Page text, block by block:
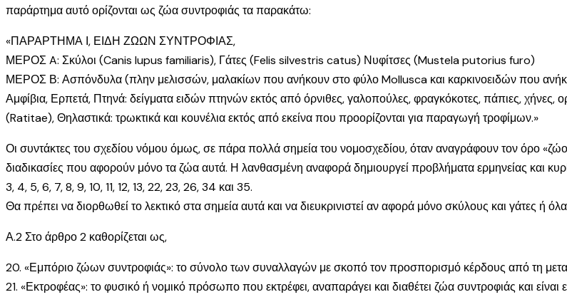
παράρτημα αυτό ορίζονται ως ζώα συντροφιάς τα παρακάτω:
«ΠΑΡΑΡΤΗΜΑ Ι, ΕΙΔΗ ΖΩΩΝ ΣΥΝΤΡΟΦΙΑΣ,
ΜΕΡΟΣ A: Σκύλοι (Canis lupus familiaris), Γάτες (Felis silvestris catus) Νυφίτσες (Mustela putorius furo)
ΜΕΡΟΣ Β: Ασπόνδυλα (πλην μελισσών, μαλακίων που ανήκουν στο φύλο Mollusca και καρκινοειδών που
Αμφίβια, Ερπετά, Πτηνά: δείγματα ειδών πτηνών εκτός από όρνιθες, γαλοπούλες, φραγκόκοτες, πάπιες, χήνες,
(Ratitae), Θηλαστικά: τρωκτικά και κουνέλια εκτός από εκείνα που προορίζονται για παραγωγή τροφίμων.»
Οι συντάκτες του σχεδίου νόμου όμως, σε πάρα πολλά σημεία του νομοσχεδίου, όταν αναγράφουν τον όρο
διαδικασίες που αφορούν μόνο τα ζώα αυτά. Η λανθασμένη αναφορά δημιουργεί προβλήματα ερμηνείας και
3, 4, 5, 6, 7, 8, 9, 10, 11, 12, 13, 22, 23, 26, 34 και 35.
Θα πρέπει να διορθωθεί το λεκτικό στα σημεία αυτά και να διευκρινιστεί αν αφορά μόνο σκύλους και γάτες ή
Α.2 Στο άρθρο 2 καθορίζεται ως,
20. «Εμπόριο ζώων συντροφιάς»: το σύνολο των συναλλαγών με σκοπό τον προσπορισμό κέρδους από τη
21. «Εκτροφέας»: το φυσικό ή νομικό πρόσωπο που εκτρέφει, αναπαράγει και διαθέτει ζώα συντροφιάς και